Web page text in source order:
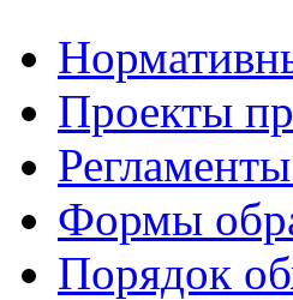
Проекты
Формы
Порядок